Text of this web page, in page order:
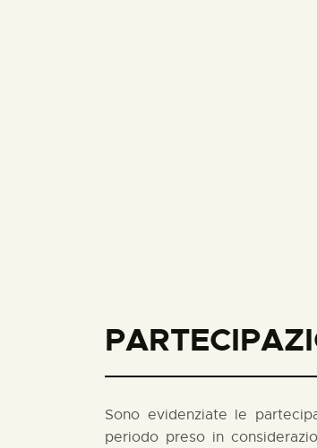
Sono evidenziate le
periodo preso in